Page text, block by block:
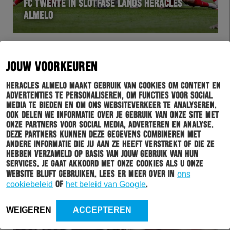
JOUW VOORKEUREN
Heracles Almelo maakt gebruik van cookies om content en
advertenties te personaliseren, om functies voor social
media te bieden en om ons websiteverkeer te analyseren.
Ook delen we informatie over je gebruik van onze site met
onze partners voor social media, adverteren en analyse.
Deze partners kunnen deze gegevens combineren met
andere informatie die jij aan ze heeft verstrekt of die ze
hebben verzameld op basis van jouw gebruik van hun
services. Je gaat akkoord met onze cookies als u onze
website blijft gebruiken. Lees er meer over in ons
cookiebeleid of het beleid van Google.
WEIGEREN ACCEPTEREN
FC TWENTE IN SLOTFASE LANGS HERACLES
ALMELO
WEDSTRIJD 05-10-2025
WEEK VAN DE SCHEIDSRECHTER: ALLARD
LINDHOUT ONTVANGT PRESENTJE VOORAFGAAND
AAN TWENTSE DERBY